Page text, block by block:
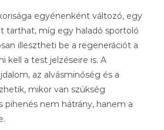
egyénenként változó, egy
tarthat, míg egy haladó sportoló
illesztheti be a regenerációt a
kell a test jelzéseire is. A
az alvásminőség és a
mikor van szükség
pihenés nem hátrány, hanem a